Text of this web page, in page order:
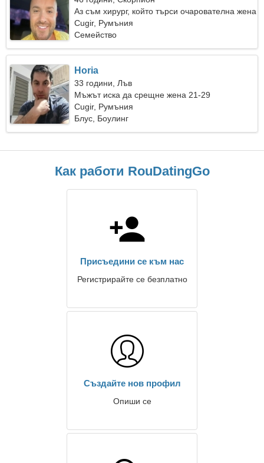
Аз съм хирург, който търси очарователна жена
Cugir, Румъния
Семейство
Horia
33 години, Лъв
Мъжът иска да срещне жена 21-29
Cugir, Румъния
Блус, Боулинг
Как работи RouDatingGo
Присъедини се към нас
Регистрирайте се безплатно
Създайте нов профил
Опиши се